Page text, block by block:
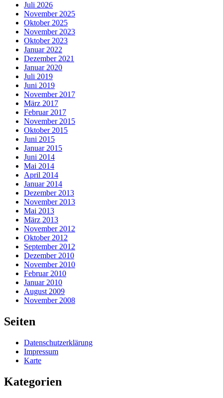
Juli 2026
November 2025
Oktober 2025
November 2023
Oktober 2023
Januar 2022
Dezember 2021
Januar 2020
Juli 2019
Juni 2019
November 2017
März 2017
Februar 2017
November 2015
Oktober 2015
Juni 2015
Januar 2015
Juni 2014
Mai 2014
April 2014
Januar 2014
Dezember 2013
November 2013
Mai 2013
März 2013
November 2012
Oktober 2012
September 2012
Dezember 2010
November 2010
Februar 2010
Januar 2010
August 2009
November 2008
Seiten
Datenschutzerklärung
Impressum
Karte
Kategorien